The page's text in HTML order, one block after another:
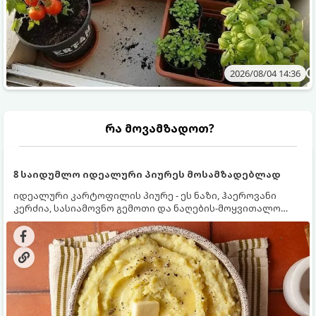
2026/08/04 14:36
რა მოვამზადოთ?
8 საიდუმლო იდეალური პიურეს მოსამზადებლად
იდეალური კარტოფილის პიურე - ეს ნაზი, ჰაეროვანი
კერძია, სასიამოვნო გემოთი და ნაღების-მოყვითალო
ფერით. მისი მომზადება ძალიან მარტივია, მაგრამ
არსებობს რამდენიმე საიდუმლო, რომლებიც უნდა
იცოდეთ, რომ პიურე იდეალურად გემრიელი გამოვიდეს.